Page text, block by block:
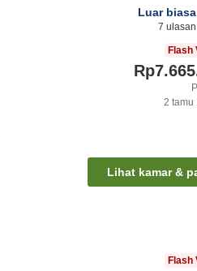
Luar biasa
7 ulasan
Flash
2 tamu
Lihat kamar &
Flash